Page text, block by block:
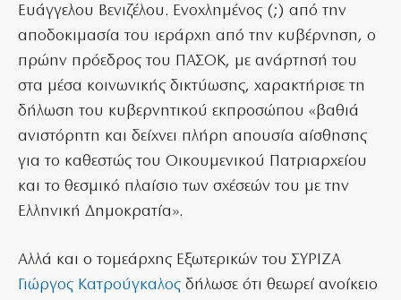
Ευάγγελου Βενιζέλου. Ενοχλημένος (;) από την
αποδοκιμασία του ιεράρχη από την κυβέρνηση, ο
πρώην πρόεδρος του ΠΑΣΟΚ, με ανάρτησή του
στα μέσα κοινωνικής δικτύωσης, χαρακτήρισε τη
δήλωση του κυβερνητικού εκπροσώπου «βαθιά
ανιστόρητη και δείχνει πλήρη απουσία αίσθησης
για το καθεστώς του Οικουμενικού Πατριαρχείου
και το θεσμικό πλαίσιο των σχέσεών του με την
Ελληνική Δημοκρατία».
Αλλά και ο τομεάρχης Εξωτερικών του ΣΥΡΙΖΑ
Γιώργος Κατρούγκαλοςδήλωσε ότι θεωρεί ανοίκειο